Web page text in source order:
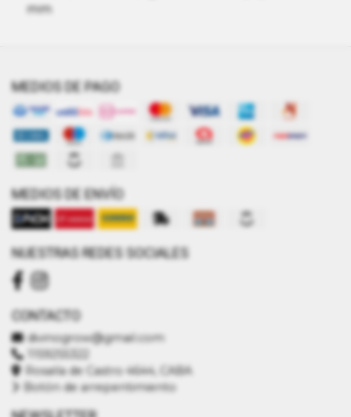
mm
MEDIOS DE PAGO
MEDIOS DE ENVÍO
NUESTRAS REDES SOCIALES
CONTACTO
divinogrow@gmail.com
1159255322
Rosalía de Castro 4644, CABA
Botón de arrepentimiento